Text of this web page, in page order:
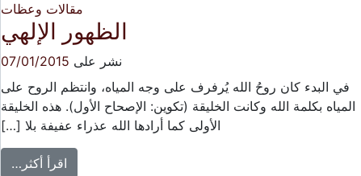
مقالات وعظات
الظهور الإلهي
نشر على 07/01/2015
في البدء كان روحُ الله يُرفرف على وجه المياه، وانتظم الروح على
المياه بكلمة الله وكانت الخليقة (تكوين: الإصحاح الأول). هذه الخليقة
الأولى كما أرادها الله عذراء عفيفة بلا […]
اقرأ أكثر…